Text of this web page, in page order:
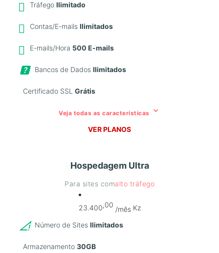
TráfegoIlimitado
Contas/E-mailsIlimitados
E-mails/Hora 500 E-mails
Bancos de DadosIlimitados
Certificado SSLGrátis
Veja todas as características keyboard_arrow_down
VER PLANOS
Hospedagem Ultra
Para sites comalto tráfego
23.400,00
/mês Kz
Número de SitesIlimitados
Armazenamento30GB